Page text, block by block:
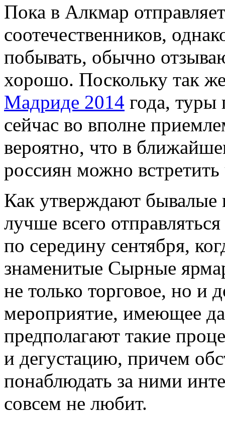
Пока в Алкмар
соотечественников,
побывать, обычно
хорошо. Поскольку так
Мадриде 2014 года, туры
сейчас во вполне
вероятно, что в
россиян можно
Как утверждают
лучше всего
по середину сентября,
знаменитые Сырные
не только торговое, но и
мероприятие, имеющее
предполагают такие
и дегустацию, причем
понаблюдать за ними
совсем не любит.